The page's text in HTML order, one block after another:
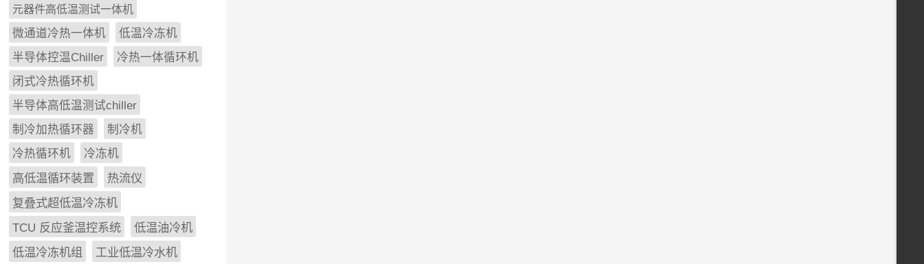
元器件高低温测试一体机
微通道冷热一体机
低温冷冻机
半导体控温Chiller
冷热一体循环机
闭式冷热循环机
半导体高低温测试chiller
制冷加热循环器
制冷机
冷热循环机
冷冻机
高低温循环装置
热流仪
复叠式超低温冷冻机
TCU 反应釜温控系统
低温油冷机
低温冷冻机组
工业低温冷水机